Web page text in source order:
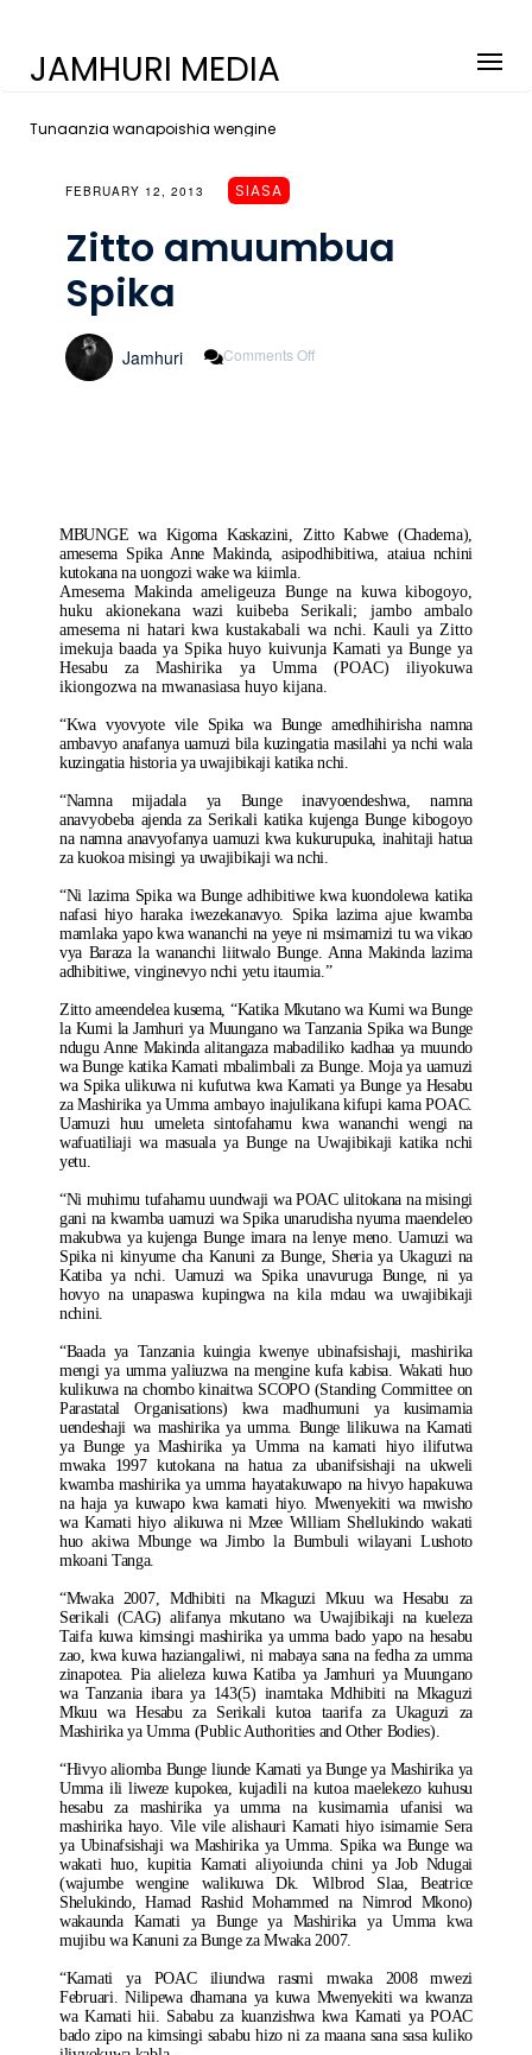
JAMHURI MEDIA
Tunaanzia wanapoishia wengine
FEBRUARY 12, 2013 SIASA
Zitto amuumbua
Spika
Jamhuri Comments Off
MBUNGE wa Kigoma Kaskazini, Zitto Kabwe (Chadema),
amesema Spika Anne Makinda, asipodhibitiwa, ataiua nchini
kutokana na uongozi wake wa kiimla.
Amesema Makinda ameligeuza Bunge na kuwa kibogoyo,
huku akionekana wazi kuibeba Serikali; jambo ambalo
amesema ni hatari kwa kustakabali wa nchi. Kauli ya Zitto
imekuja baada ya Spika huyo kuivunja Kamati ya Bunge ya
Hesabu za Mashirika ya Umma (POAC) iliyokuwa
ikiongozwa na mwanasiasa huyo kijana.
“Kwa vyovyote vile Spika wa Bunge amedhihirisha namna
ambavyo anafanya uamuzi bila kuzingatia masilahi ya nchi wala
kuzingatia historia ya uwajibikaji katika nchi.
“Namna mijadala ya Bunge inavyoendeshwa, namna
anavyobeba ajenda za Serikali katika kujenga Bunge kibogoyo
na namna anavyofanya uamuzi kwa kukurupuka, inahitaji hatua
za kuokoa misingi ya uwajibikaji wa nchi.
“Ni lazima Spika wa Bunge adhibitiwe kwa kuondolewa katika
nafasi hiyo haraka iwezekanavyo. Spika lazima ajue kwamba
mamlaka yapo kwa wananchi na yeye ni msimamizi tu wa vikao
vya Baraza la wananchi liitwalo Bunge. Anna Makinda lazima
adhibitiwe, vinginevyo nchi yetu itaumia.”
Zitto ameendelea kusema, “Katika Mkutano wa Kumi wa Bunge
la Kumi la Jamhuri ya Muungano wa Tanzania Spika wa Bunge
ndugu Anne Makinda alitangaza mabadiliko kadhaa ya muundo
wa Bunge katika Kamati mbalimbali za Bunge. Moja ya uamuzi
wa Spika ulikuwa ni kufutwa kwa Kamati ya Bunge ya Hesabu
za Mashirika ya Umma ambayo inajulikana kifupi kama POAC.
Uamuzi huu umeleta sintofahamu kwa wananchi wengi na
wafuatiliaji wa masuala ya Bunge na Uwajibikaji katika nchi
yetu.
“Ni muhimu tufahamu uundwaji wa POAC ulitokana na misingi
gani na kwamba uamuzi wa Spika unarudisha nyuma maendeleo
makubwa ya kujenga Bunge imara na lenye meno. Uamuzi wa
Spika ni kinyume cha Kanuni za Bunge, Sheria ya Ukaguzi na
Katiba ya nchi. Uamuzi wa Spika unavuruga Bunge, ni ya
hovyo na unapaswa kupingwa na kila mdau wa uwajibikaji
nchini.
“Baada ya Tanzania kuingia kwenye ubinafsishaji, mashirika
mengi ya umma yaliuzwa na mengine kufa kabisa. Wakati huo
kulikuwa na chombo kinaitwa SCOPO (Standing Committee on
Parastatal Organisations) kwa madhumuni ya kusimamia
uendeshaji wa mashirika ya umma. Bunge lilikuwa na Kamati
ya Bunge ya Mashirika ya Umma na kamati hiyo ilifutwa
mwaka 1997 kutokana na hatua za ubanifsishaji na ukweli
kwamba mashirika ya umma hayatakuwapo na hivyo hapakuwa
na haja ya kuwapo kwa kamati hiyo. Mwenyekiti wa mwisho
wa Kamati hiyo alikuwa ni Mzee William Shellukindo wakati
huo akiwa Mbunge wa Jimbo la Bumbuli wilayani Lushoto
mkoani Tanga.
“Mwaka 2007, Mdhibiti na Mkaguzi Mkuu wa Hesabu za
Serikali (CAG) alifanya mkutano wa Uwajibikaji na kueleza
Taifa kuwa kimsingi mashirika ya umma bado yapo na hesabu
zao, kwa kuwa haziangaliwi, ni mabaya sana na fedha za umma
zinapotea. Pia alieleza kuwa Katiba ya Jamhuri ya Muungano
wa Tanzania ibara ya 143(5) inamtaka Mdhibiti na Mkaguzi
Mkuu wa Hesabu za Serikali kutoa taarifa za Ukaguzi za
Mashirika ya Umma (Public Authorities and Other Bodies).
“Hivyo aliomba Bunge liunde Kamati ya Bunge ya Mashirika ya
Umma ili liweze kupokea, kujadili na kutoa maelekezo kuhusu
hesabu za mashirika ya umma na kusimamia ufanisi wa
mashirika hayo. Vile vile alishauri Kamati hiyo isimamie Sera
ya Ubinafsishaji wa Mashirika ya Umma. Spika wa Bunge wa
wakati huo, kupitia Kamati aliyoiunda chini ya Job Ndugai
(wajumbe wengine walikuwa Dk. Wilbrod Slaa, Beatrice
Shelukindo, Hamad Rashid Mohammed na Nimrod Mkono)
wakaunda Kamati ya Bunge ya Mashirika ya Umma kwa
mujibu wa Kanuni za Bunge za Mwaka 2007.
“Kamati ya POAC iliundwa rasmi mwaka 2008 mwezi
Februari. Nilipewa dhamana ya kuwa Mwenyekiti wa kwanza
wa Kamati hii. Sababu za kuanzishwa kwa Kamati ya POAC
bado zipo na kimsingi sababu hizo ni za maana sana sasa kuliko